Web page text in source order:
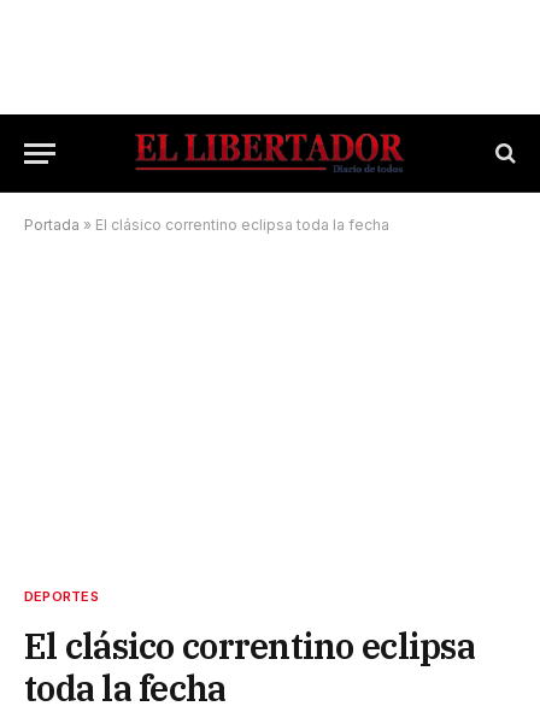
Portada » El clásico correntino eclipsa toda la fecha
DEPORTES
El clásico correntino eclipsa
toda la fecha